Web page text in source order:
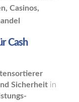
Casinos,
Cash
Sicherheit in